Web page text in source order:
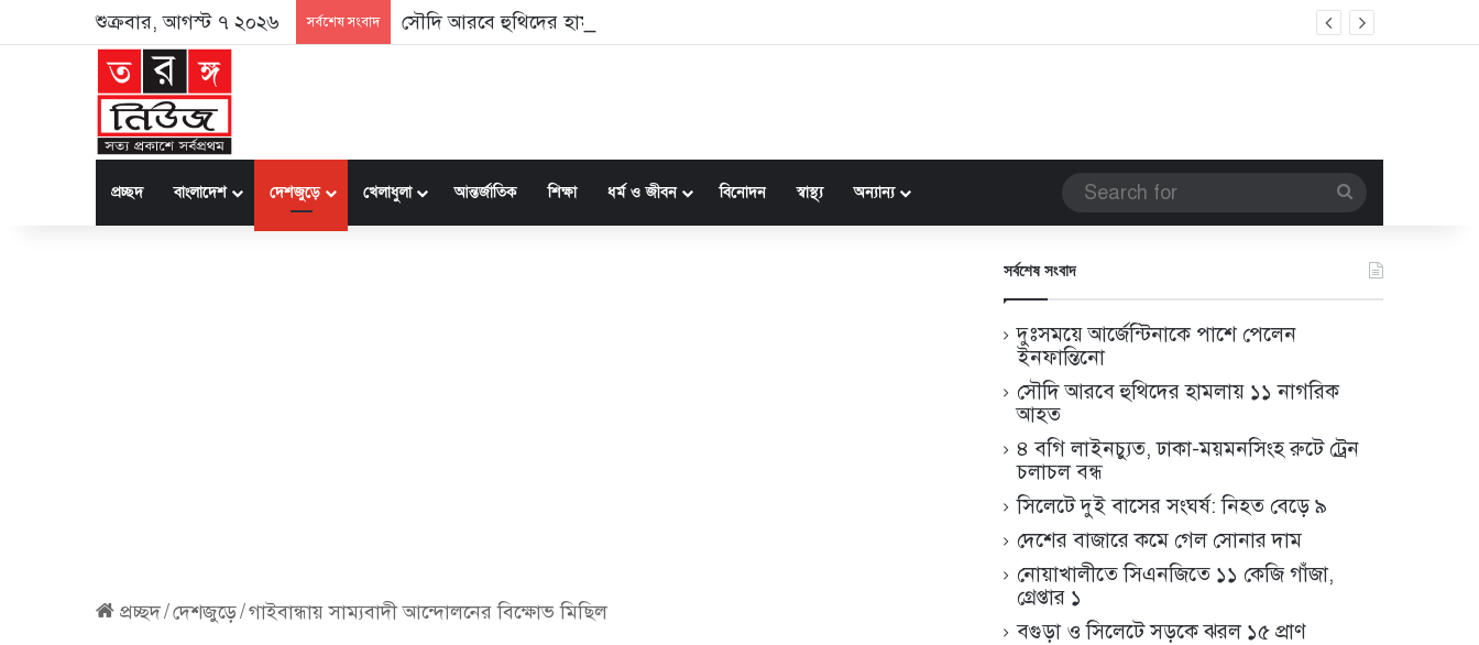
শুক্রবার, আগস্ট ৭ ২০২৬ সর্বশেষ সংবাদ সৌদি আরবে হুথিদের হামলায় ১১ নাগরিক আহত
প্রচ্ছদ বাংলাদেশ দেশজুড়ে খেলাধুলা আন্তর্জাতিক শিক্ষা ধর্ম ও জীবন বিনোদন স্বাস্থ্য অন্যান্য
for
প্রচ্ছদ/দেশজুড়ে/গাইবান্ধায় সাম্যবাদী আন্দোলনের বিক্ষোভ মিছিল
সর্বশেষ সংবাদ
দুঃসময়ে আর্জেন্টিনাকে পাশে পেলেন
ইনফান্তিনো
সৌদি আরবে হুথিদের হামলায় ১১ নাগরিক
আহত
৪ বগি লাইনচ্যুত, ঢাকা-ময়মনসিংহ রুটে ট্রেন
চলাচল বন্ধ
সিলেটে দুই বাসের সংঘর্ষ: নিহত বেড়ে ৯
দেশের বাজারে কমে গেল সোনার দাম
নোয়াখালীতে সিএনজিতে ১১ কেজি গাঁজা,
গ্রেপ্তার ১
বগুড়া ও সিলেটে সড়কে ঝরল ১৫ প্রাণ